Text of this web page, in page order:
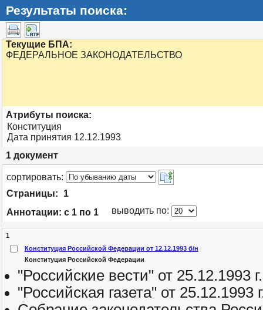
Результаты поиска:
Текущие БПА:
ФЕДЕРАЛЬНОЕ ЗАКОНОДАТЕЛЬСТВО
Атрибуты поиска:
Конституция
Дата принятия 12.12.1993
1 документ
cортировать:
Страницы:
1
Аннотации: с 1 по 1 выводить по: